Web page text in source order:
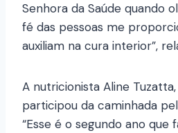
Senhora da Saúde quando
fé das pessoas me
auxiliam na cura interior”,
A nutricionista Aline
participou da caminhada
“Esse é o segundo ano que